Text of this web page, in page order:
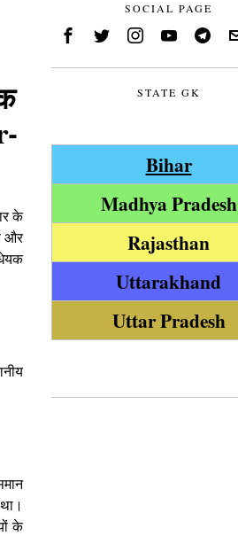
के
और
के
SOCIAL PAGE
STATE GK
Bihar
Madhya Pradesh
Rajasthan
Uttarakhand
Uttar Pradesh